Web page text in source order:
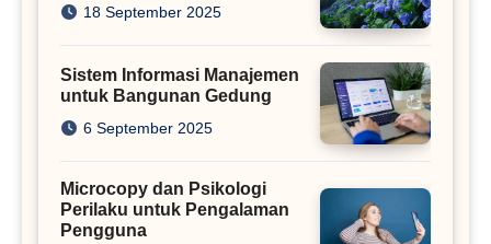
18 September 2025
Sistem Informasi Manajemen
untuk Bangunan Gedung
6 September 2025
Microcopy dan Psikologi
Perilaku untuk Pengalaman
Pengguna